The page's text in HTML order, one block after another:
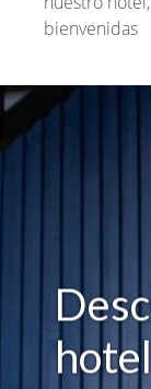
bienvenidas
hotel